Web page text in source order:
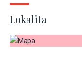
Lokalita